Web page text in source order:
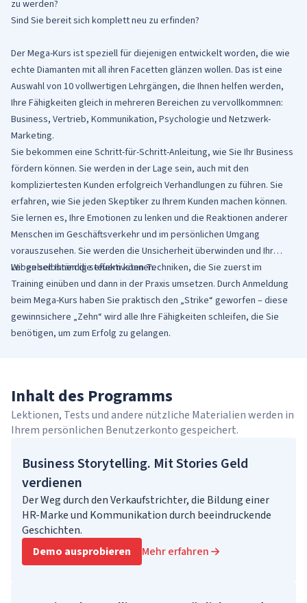
zu werden?
Sind Sie bereit sich komplett neu zu erfinden?
Der Mega-Kurs ist speziell für diejenigen entwickelt worden, die wie
echte Diamanten mit all ihren Facetten glänzen wollen. Das ist eine
Auswahl von 10 vollwertigen Lehrgängen, die Ihnen helfen werden,
Ihre Fähigkeiten gleich in mehreren Bereichen zu vervollkommnen:
Business, Vertrieb, Kommunikation, Psychologie und Netzwerk-
Marketing.
Sie bekommen eine Schritt-für-Schritt-Anleitung, wie Sie Ihr Business
fördern können. Sie werden in der Lage sein, auch mit den
kompliziertesten Kunden erfolgreich Verhandlungen zu führen. Sie
erfahren, wie Sie jeden Skeptiker zu Ihrem Kunden machen können.
Sie lernen es, Ihre Emotionen zu lenken und die Reaktionen anderer
Menschen im Geschäftsverkehr und im persönlichen Umgang
vorauszusehen. Sie werden die Unsicherheit überwinden und Ihr
Leben selbständig steuern können.
Wir geben Ihnen die effektivsten Techniken, die Sie zuerst im
Training einüben und dann in der Praxis umsetzen. Durch Anmeldung
beim Mega-Kurs haben Sie praktisch den „Strike“ geworfen – diese
gewinnsichere „Zehn“ wird alle Ihre Fähigkeiten schleifen, die Sie
benötigen, um zum Erfolg zu gelangen.
Inhalt des Programms
Lektionen, Tests und andere nützliche Materialien werden in
Ihrem persönlichen Benutzerkonto gespeichert.
Business Storytelling. Mit Stories Geld
verdienen
Der Weg durch den Verkaufstrichter, die Bildung einer
HR-Marke und Kommunikation durch beeindruckende
Geschichten.
Demo ausprobieren
Mehr erfahren